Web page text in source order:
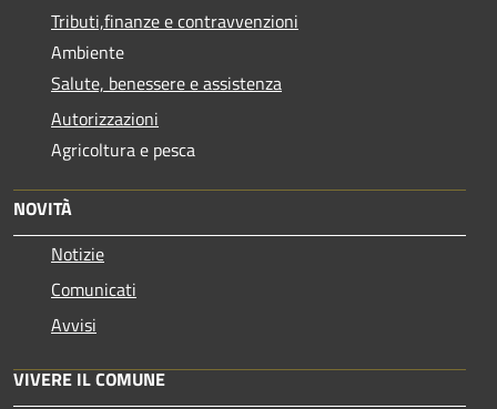
Tributi,finanze e contravvenzioni
Ambiente
Salute, benessere e assistenza
Autorizzazioni
Agricoltura e pesca
NOVITÀ
Notizie
Comunicati
Avvisi
VIVERE IL COMUNE